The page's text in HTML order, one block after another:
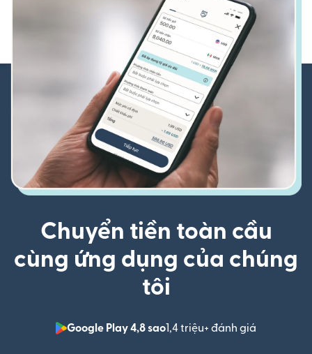
Chuyển tiền toàn cầu
cùng ứng dụng của chúng
tôi
Google Play 4,8 sao1,4 triệu+ đánh giá